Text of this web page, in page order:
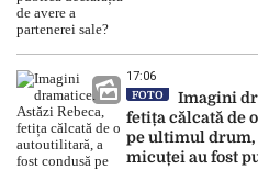
17:06
FOTO
Imagini
fetița călcată de
pe ultimul drum,
micuței au fost